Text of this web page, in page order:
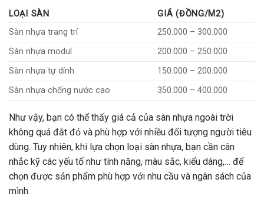
LOẠI SÀN
GIÁ (ĐỒNG/M2)
Sàn nhựa trang trí
250.000 – 300.000
Sàn nhựa modul
200.000 – 250.000
Sàn nhựa tự dính
150.000 – 200.000
Sàn nhựa chống nước cao
350.000 – 400.000
Như vậy, bạn có thể thấy giá cả của sàn nhựa ngoài trời
không quá đắt đỏ và phù hợp với nhiều đối tượng người tiêu
dùng. Tuy nhiên, khi lựa chọn loại sàn nhựa, bạn cần cân
nhắc kỹ các yếu tố như tính năng, màu sắc, kiểu dáng,… để
chọn được sản phẩm phù hợp với nhu cầu và ngân sách của
mình.